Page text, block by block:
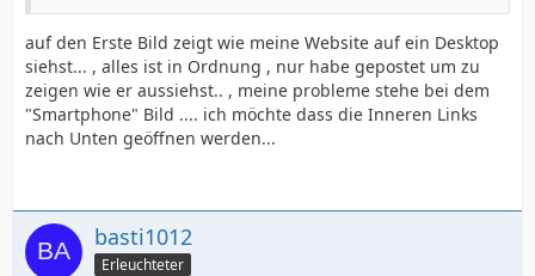
auf den Erste Bild zeigt wie meine Website auf ein Desktop
siehst... , alles ist in Ordnung , nur habe gepostet um zu
zeigen wie er aussiehst.. , meine probleme stehe bei dem
"Smartphone" Bild .... ich möchte dass die Inneren Links
nach Unten geöffnen werden...
basti1012
Erleuchteter